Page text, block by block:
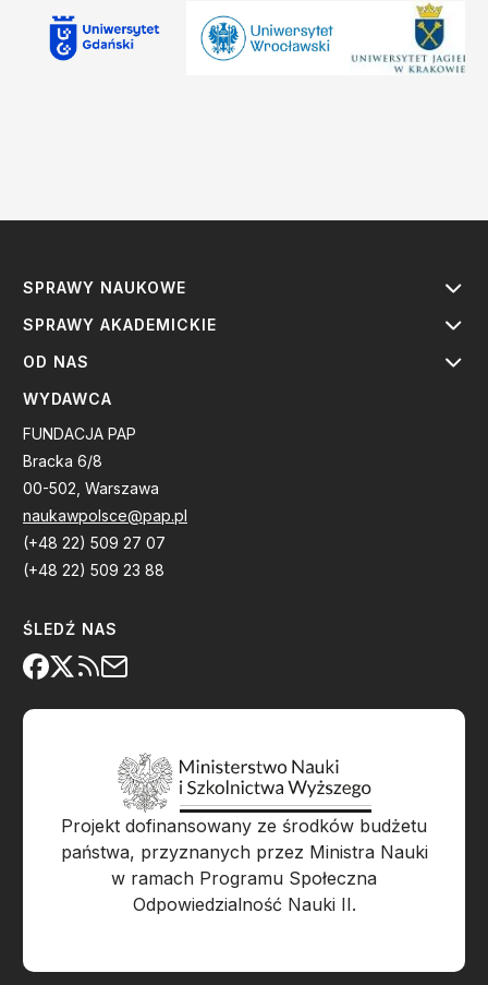
SPRAWY NAUKOWE
SPRAWY AKADEMICKIE
OD NAS
WYDAWCA
FUNDACJA PAP
Bracka 6/8
00-502, Warszawa
naukawpolsce@pap.pl
(+48 22) 509 27 07
(+48 22) 509 23 88
ŚLEDŹ NAS
Projekt dofinansowany ze środków budżetu
państwa, przyznanych przez Ministra Nauki
w ramach Programu Społeczna
Odpowiedzialność Nauki II.